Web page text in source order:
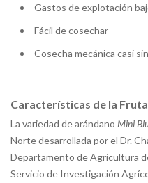
Gastos de explotación
Fácil de cosechar
Cosecha mecánica casi
Características de la
La variedad de arándano Mini
Norte desarrollada por el Dr.
Departamento de Agricultura
Servicio de Investigación